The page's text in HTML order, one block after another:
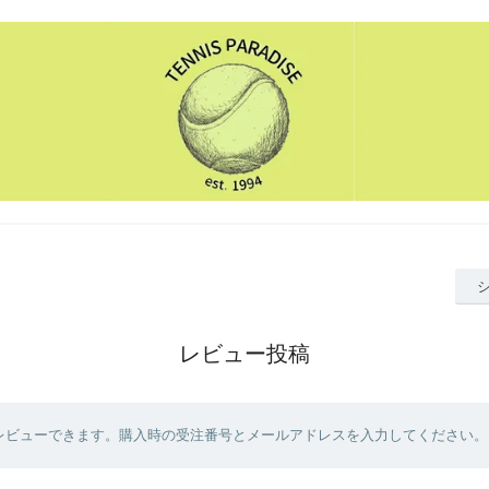
レビュー投稿
ューできます。購入時の受注番号とメールアドレスを入力してください。